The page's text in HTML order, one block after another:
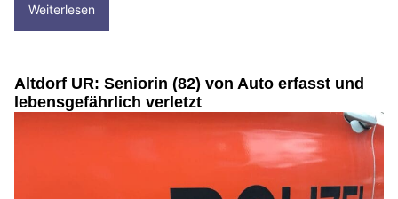
Weiterlesen
Altdorf UR: Seniorin (82) von Auto erfasst und
lebensgefährlich verletzt